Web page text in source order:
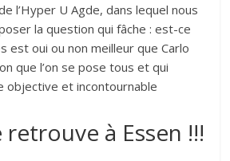
l’Hyper U Agde, dans lequel nous
la question qui fâche : est-ce
est oui ou non meilleur que Carlo
que l’on se pose tous et qui
objective et incontournable
retrouve à Essen !!!